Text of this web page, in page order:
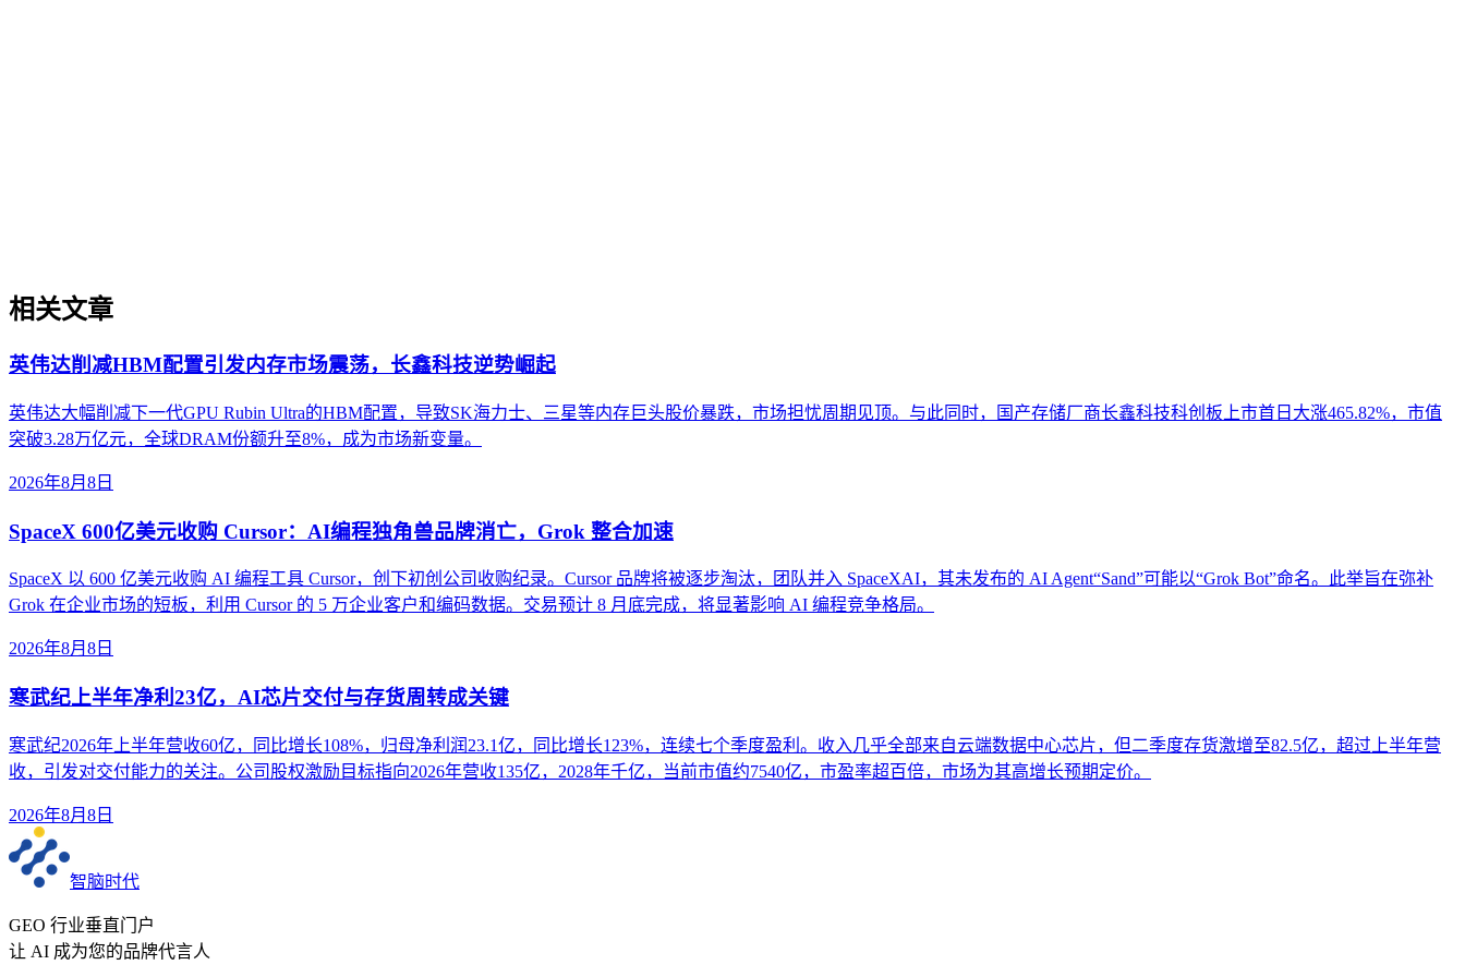
相关文章
英伟达削减HBM配置引发内存市场震荡，长鑫科技逆势崛起
英伟达大幅削减下一代GPU Rubin Ultra的HBM配置，导致SK海力士、三星等内存巨头股价暴跌，市场担忧周期见顶。与此同时，国产存储厂商长鑫科技科创板上市首日大涨465.82%，市值
突破3.28万亿元，全球DRAM份额升至8%，成为市场新变量。
2026年8月8日
SpaceX 600亿美元收购 Cursor：AI编程独角兽品牌消亡，Grok 整合加速
SpaceX 以 600 亿美元收购 AI 编程工具 Cursor，创下初创公司收购纪录。Cursor 品牌将被逐步淘汰，团队并入 SpaceXAI，其未发布的 AI Agent“Sand”可能以“Grok Bot”命名。此举旨在弥补
Grok 在企业市场的短板，利用 Cursor 的 5 万企业客户和编码数据。交易预计 8 月底完成，将显著影响 AI 编程竞争格局。
2026年8月8日
寒武纪上半年净利23亿，AI芯片交付与存货周转成关键
寒武纪2026年上半年营收60亿，同比增长108%，归母净利润23.1亿，同比增长123%，连续七个季度盈利。收入几乎全部来自云端数据中心芯片，但二季度存货激增至82.5亿，超过上半年营
收，引发对交付能力的关注。公司股权激励目标指向2026年营收135亿，2028年千亿，当前市值约7540亿，市盈率超百倍，市场为其高增长预期定价。
2026年8月8日
智脑时代
GEO 行业垂直门户
让 AI 成为您的品牌代言人